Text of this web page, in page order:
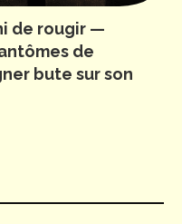
de rougir —
de
bute sur son